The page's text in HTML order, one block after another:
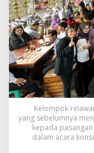
Kelompok
yang sebelumnya
kepada
dalam acara